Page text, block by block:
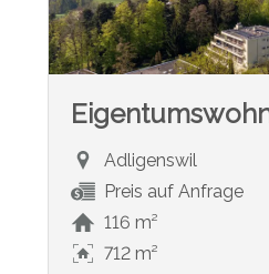
Adligenswil
Preis auf Anfrage
116 m²
712 m²